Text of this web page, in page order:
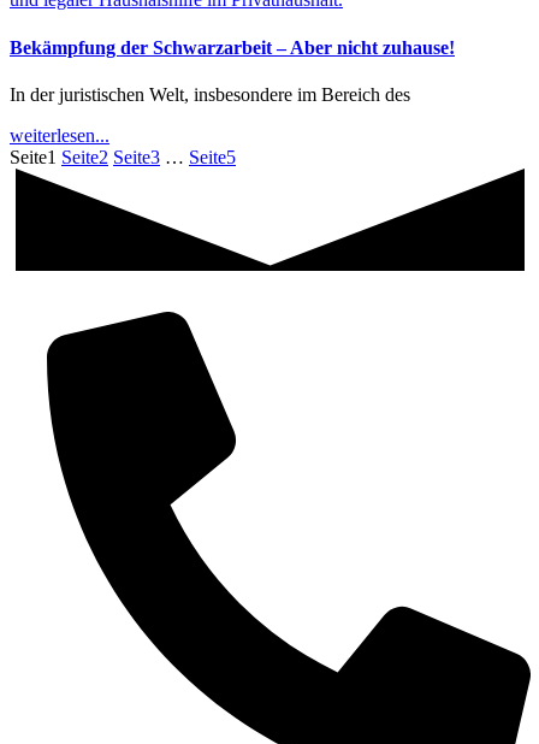
Bekämpfung der Schwarzarbeit – Aber nicht zuhause!
In der juristischen Welt, insbesondere im Bereich des
weiterlesen...
Seite1 Seite2 Seite3 … Seite5